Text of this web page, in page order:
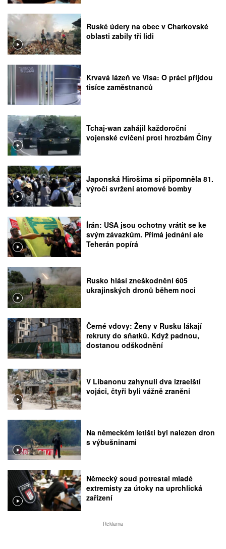
Ruské údery na obec v Charkovské
oblasti zabily tři lidi
Krvavá lázeň ve Visa: O práci přijdou
tisíce zaměstnanců
Tchaj-wan zahájil každoroční
vojenské cvičení proti hrozbám Číny
Japonská Hirošima si připomněla 81.
výročí svržení atomové bomby
Írán: USA jsou ochotny vrátit se ke
svým závazkům. Přímá jednání ale
Teherán popírá
Rusko hlásí zneškodnění 605
ukrajinských dronů během noci
Černé vdovy: Ženy v Rusku lákají
rekruty do sňatků. Když padnou,
dostanou odškodnění
V Libanonu zahynuli dva izraelští
vojáci, čtyři byli vážně zraněni
Na německém letišti byl nalezen dron
s výbušninami
Německý soud potrestal mladé
extremisty za útoky na uprchlická
zařízení
Reklama